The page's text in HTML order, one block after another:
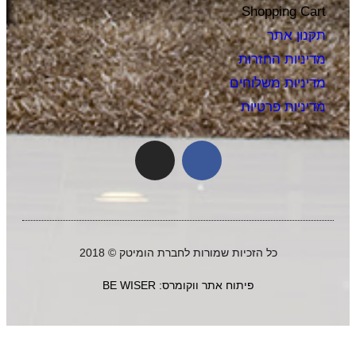
Shopping Cart
תקנון אתר
מדיניות החזרות
מדיניות משלוחים
מדיניות פרטיות
כל הזכיות שמורות לחברת הומיטק © 2018
פיתוח אתר ווקומרס: BE WISER